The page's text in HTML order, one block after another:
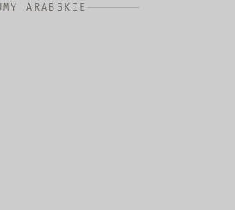
ARABSKIE